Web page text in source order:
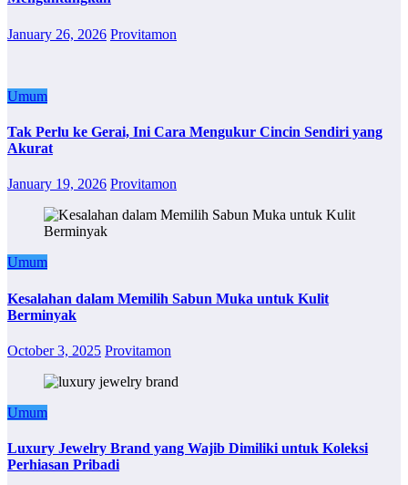
January 26, 2026 Provitamon
Umum
Tak Perlu ke Gerai, Ini Cara Mengukur Cincin Sendiri yang
Akurat
January 19, 2026 Provitamon
Umum
Kesalahan dalam Memilih Sabun Muka untuk Kulit
Berminyak
October 3, 2025 Provitamon
Umum
Luxury Jewelry Brand yang Wajib Dimiliki untuk Koleksi
Perhiasan Pribadi